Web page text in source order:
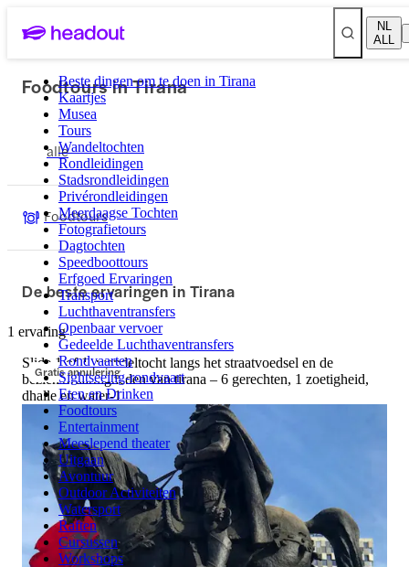
NL
ALL
Beste dingen om te doen in Tirana
Kaartjes
Musea
Tours
Wandeltochten
Rondleidingen
Stadsrondleidingen
Privérondleidingen
Meerdaagse Tochten
Fotografietours
Dagtochten
Speedboottours
Erfgoed Ervaringen
Transport
Luchthaventransfers
Openbaar vervoer
Gedeelde Luchthaventransfers
Rondvaarten
Sightseeing-rondvaart
Eten en Drinken
Foodtours
Entertainment
Meeslepend theater
Uitgaan
Avontuur
Outdoor Activiteiten
Watersport
Raften
Cursussen
Workshops
Foodtours in Tirana
alle
Foodtours
De beste ervaringen in Tirana
1 ervaring
Gratis annulering
Slide 1 of 1, wandeltocht langs het straatvoedsel en de
bezienswaardigheden van tirana – 6 gerechten, 1 zoetigheid,
dhalle en water-1